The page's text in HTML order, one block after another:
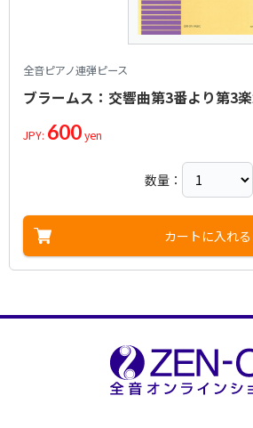
全音ピアノ連弾ピース
ブラームス：交響曲第3番より第3
JPY: 600yen
数量：
カートに入れる